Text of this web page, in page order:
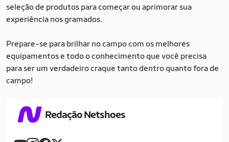
seleção de produtos para começar ou aprimorar sua
experiência nos gramados.
Prepare-se para brilhar no campo com os melhores
equipamentos e todo o conhecimento que você precisa
para ser um verdadeiro craque tanto dentro quanto fora de
campo!
Redação Netshoes